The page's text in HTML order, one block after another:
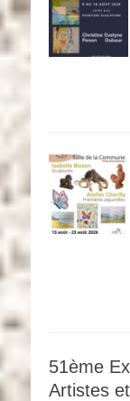
51ème
Artistes